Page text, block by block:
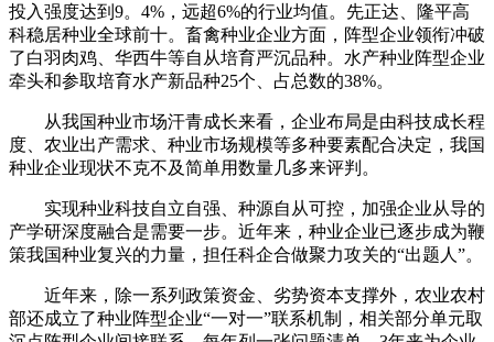
投入强度达到9。4%，远超6%的行业均值。先正达、隆平高
科稳居种业全球前十。畜禽种业企业方面，阵型企业领衔冲破
了白羽肉鸡、华西牛等自从培育严沉品种。水产种业阵型企业
牵头和参取培育水产新品种25个、占总数的38%。
从我国种业市场汗青成长来看，企业布局是由科技成长程
度、农业出产需求、种业市场规模等多种要素配合决定，我国
种业企业现状不克不及简单用数量几多来评判。
实现种业科技自立自强、种源自从可控，加强企业从导的
产学研深度融合是需要一步。近年来，种业企业已逐步成为鞭
策我国种业复兴的力量，担任科企合做聚力攻关的“出题人”。
近年来，除一系列政策资金、劣势资本支撑外，农业农村
部还成立了种业阵型企业“一对一”联系机制，相关部分单元取